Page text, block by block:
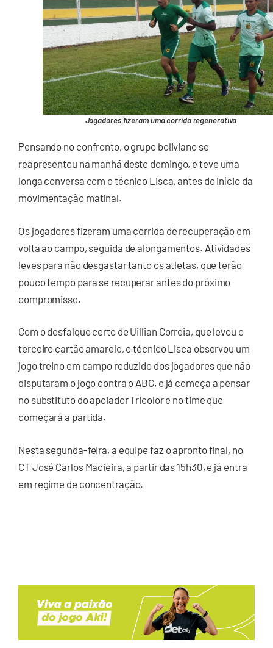
Jogadores fizeram uma corrida regenerativa
Pensando no confronto, o grupo boliviano se
reapresentou na manhã deste domingo, e teve uma
longa conversa com o técnico Lisca, antes do início da
movimentação matinal.
Os jogadores fizeram uma corrida de recuperação em
volta ao campo, seguida de alongamentos. Atividades
leves para não desgastar tanto os atletas, que terão
pouco tempo para se recuperar antes do próximo
compromisso.
Com o desfalque certo de Uillian Correia, que levou o
terceiro cartão amarelo, o técnico Lisca observou um
jogo treino em campo reduzido dos jogadores que não
disputaram o jogo contra o ABC, e já começa a pensar
no substituto do apoiador Tricolor e no time que
começará a partida.
Nesta segunda-feira, a equipe faz o apronto final, no
CT José Carlos Macieira, a partir das 15h30, e já entra
em regime de concentração.